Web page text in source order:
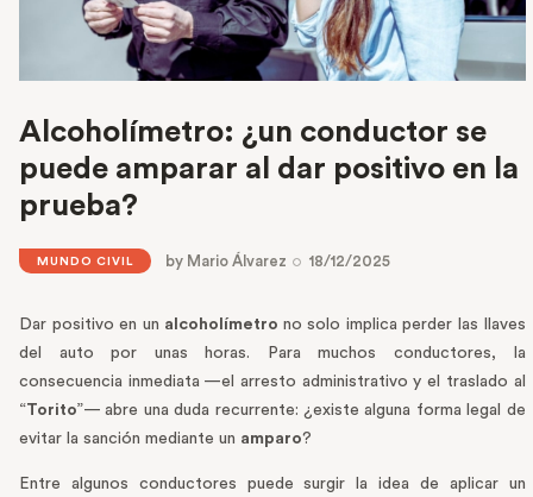
Alcoholímetro: ¿un conductor se
puede amparar al dar positivo en la
prueba?
MUNDO CIVIL by Mario Álvarez 18/12/2025
Dar positivo en un alcoholímetro no solo implica perder las llaves
del auto por unas horas. Para muchos conductores, la
consecuencia inmediata —el arresto administrativo y el traslado al
“Torito”— abre una duda recurrente: ¿existe alguna forma legal de
evitar la sanción mediante un amparo?
Entre algunos conductores puede surgir la idea de aplicar un